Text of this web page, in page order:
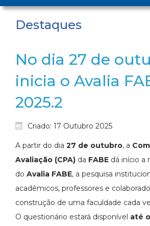
Destaques
No dia 27 de
inicia o Avalia
2025.2
Criado: 17 Outubro 2025
A partir do dia 27 de outubro, a
Avaliação (CPA) da FABE dá início a
do Avalia FABE, a pesquisa
acadêmicos, professores e
construção de uma faculdade cada
O questionário estará disponível até